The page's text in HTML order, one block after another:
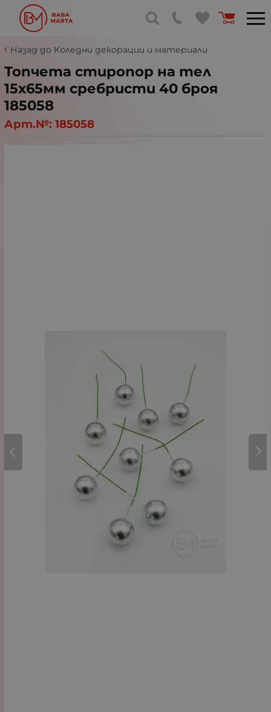
Назад до Коледни декорации и материали
Топчета стиропор на тел
15х65мм сребристи 40 броя
185058
Арт.№: 185058